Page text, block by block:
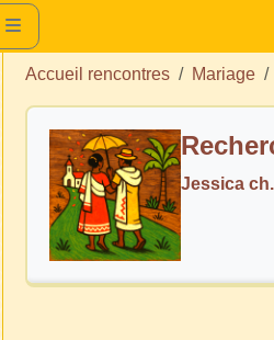
Accueil rencontres Mariage
Jessica